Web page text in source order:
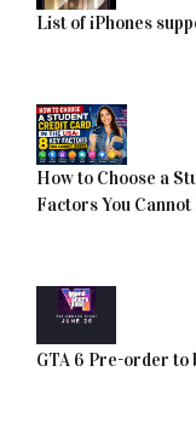
List of iPhones
How to Choose a
Factors You
GTA 6 Pre-order to